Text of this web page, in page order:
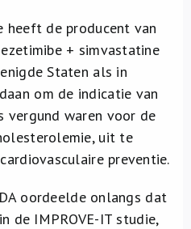
heeft de producent van
+ simvastatine
Staten als in
om de indicatie van
vergund waren voor de
uit te
preventie.
oordeelde onlangs dat
de IMPROVE-IT studie,